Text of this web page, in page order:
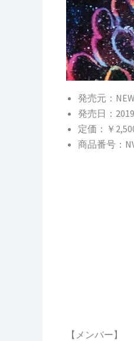
発売元：NEW
発売日：
定価：￥
商品番号：
【メンバー】